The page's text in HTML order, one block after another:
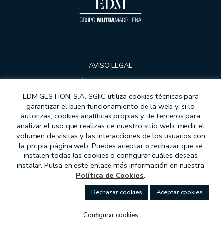
AVISO LEGAL
COOKIES
PROTECCIÓN DE DATOS
MODELOS DE CONTRATOS
MIFID
ATENCIÓN AL CLIENTE
COMPROMISO ÉTICO
CANAL DE DENUNCIAS
EDM GESTION, S.A. SGIIC utiliza cookies técnicas para
garantizar el buen funcionamiento de la web y, si lo
autorizas, cookies analíticas propias y de terceros para
analizar el uso que realizas de nuestro sitio web, medir el
volumen de visitas y las interacciones de los usuarios con
la propia página web. Puedes aceptar o rechazar que se
instalen todas las cookies o configurar cuáles deseas
instalar. Pulsa en este enlace más información en nuestra
Política de Cookies.
aceptar cookies
rechazar cookies
configurar cookies